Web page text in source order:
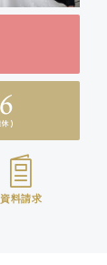
資料請求